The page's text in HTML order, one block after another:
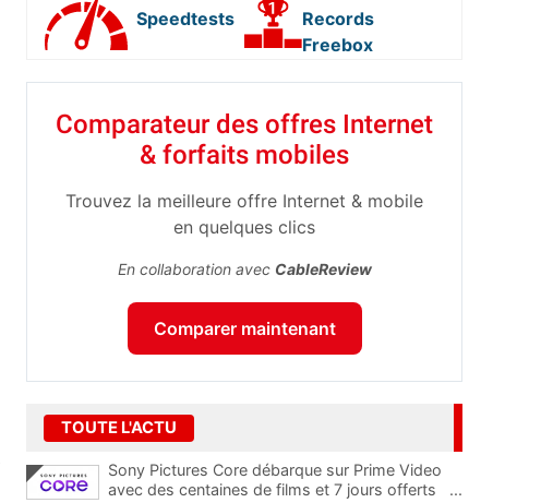
Speedtests
Records
Freebox
Comparateur des offres Internet
& forfaits mobiles
Trouvez la meilleure offre Internet & mobile
en quelques clics
En collaboration avec CableReview
Comparer maintenant
TOUTE L'ACTU
Sony Pictures Core débarque sur Prime Video
avec des centaines de films et 7 jours offerts
...